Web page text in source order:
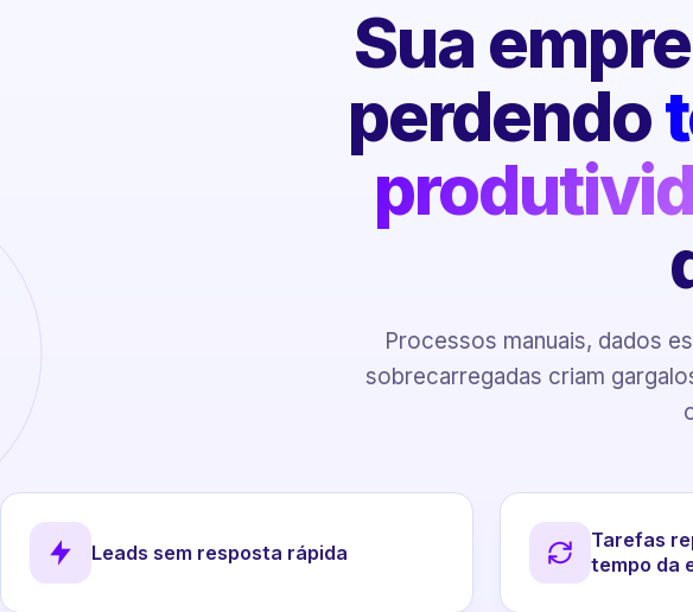
Sua
perdendo
Processos manuais, dados
sobrecarregadas criam
Leads sem resposta rápida
Tarefas
tempo da